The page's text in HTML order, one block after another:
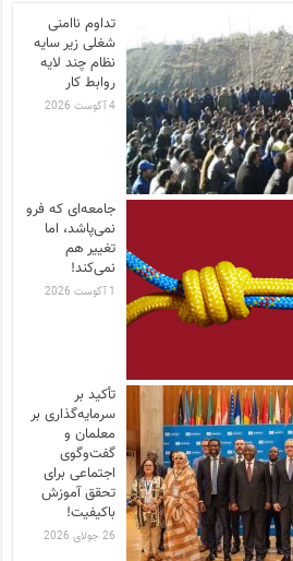
تداوم ناامنی
شغلی زیر سایه
نظام چند لایه
روابط کار
4 آگوست 2026
جامعه‌ای که فرو
نمی‌پاشد، اما
تغییر هم
نمی‌کند!
1 آگوست 2026
تأکید بر
سرمایه‌گذاری بر
معلمان و
گفت‌وگوی
اجتماعی برای
تحقق آموزش
باکیفیت!
26 جولای 2026